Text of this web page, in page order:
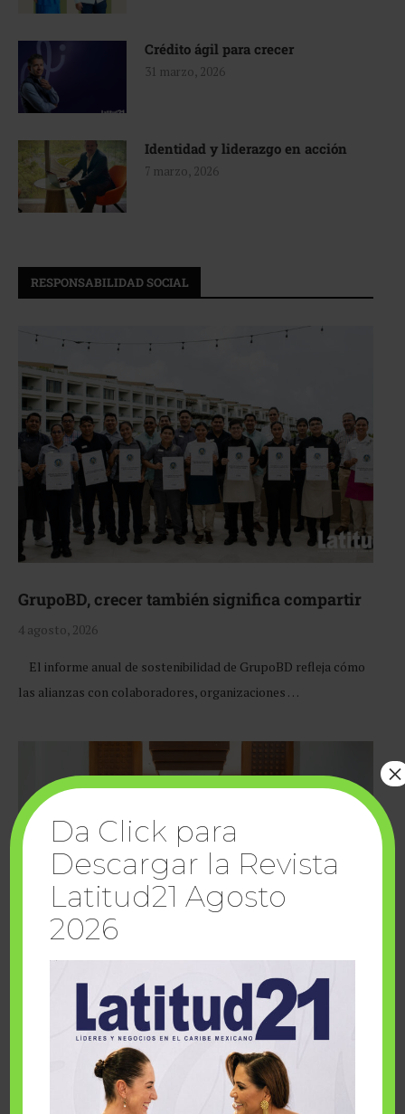
Crédito ágil para crecer
31 marzo, 2026
Identidad y liderazgo en acción
7 marzo, 2026
RESPONSABILIDAD SOCIAL
GrupoBD, crecer también significa compartir
4 agosto, 2026
El informe anual de sostenibilidad de GrupoBD refleja cómo
las alianzas con colaboradores, organizaciones …
Cuando la solidaridad inspira; cumplen
sueños Fairmont Mayakoba y Make-A-Wish
Da Click para
Descargar la Revista
Latitud21 Agosto
2026
×